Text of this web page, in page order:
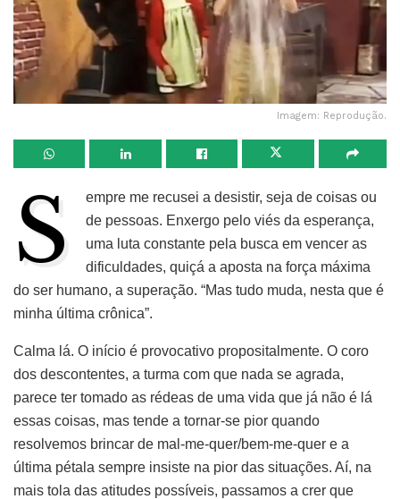
Imagem: Reprodução.
S
empre me recusei a desistir, seja de coisas ou
de pessoas. Enxergo pelo viés da esperança,
uma luta constante pela busca em vencer as
dificuldades, quiçá a aposta na força máxima
do ser humano, a superação. “Mas tudo muda, nesta que é
minha última crônica”.
Calma lá. O início é provocativo propositalmente. O coro
dos descontentes, a turma com que nada se agrada,
parece ter tomado as rédeas de uma vida que já não é lá
essas coisas, mas tende a tornar-se pior quando
resolvemos brincar de mal-me-quer/bem-me-quer e a
última pétala sempre insiste na pior das situações. Aí, na
mais tola das atitudes possíveis, passamos a crer que